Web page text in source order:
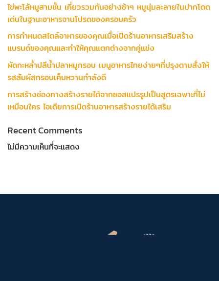
ไข่พะโล้หมูสามชั้น เคี่ยวรวมกันอย่างช้าๆ หมูนุ่มละลายในปากโดด
เด่นในฐานะอาหารจานโปรดของครอบครัว
การกำหนดสไตล์อาหารของคุณเมื่อเปิดร้านอาหารเสริมสร้าง
แบรนด์ของคุณและทำให้คุณแตกต่างจากคู่แข่ง
ผัดกะหล่ำปลีน้ำปลาหมูกรอบ เมนูอาหารไทยง่ายๆที่ปรุงตามสั่งให้
รสสัมผัสกรอบเค็มหวานกำลังดี
การสร้างช่องทางสร้างรายได้จากซอสแปรรูปเป็นสูตรเฉพาะที่ไม่
เหมือนใคร ไอเดียการเปิดร้านอาหารสร้างรายได้เสริม
Recent Comments
ไม่มีความเห็นที่จะแสดง